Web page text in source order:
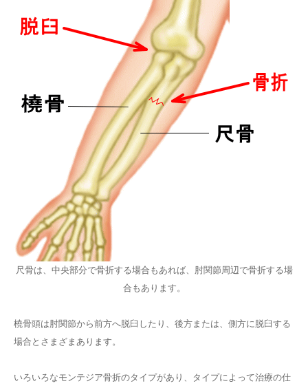
尺骨は、中央部分で骨折する場合もあれば、肘関節周辺で骨折する場
合もあります。
橈骨頭は肘関節から前方へ脱臼したり、後方または、側方に脱臼する
場合とさまざまあります。
いろいろなモンテジア骨折のタイプがあり、タイプによって治療の仕